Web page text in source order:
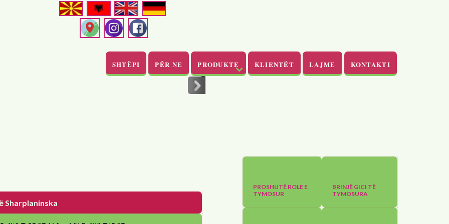
SHTËPI PËR NE PRODUKTE KLIENTËT LAJME KONTAKTI
Sharplaninska
PROSHUTË ROLE E
TYMOSUR
BRINJË GICI TË
TYMOSURA